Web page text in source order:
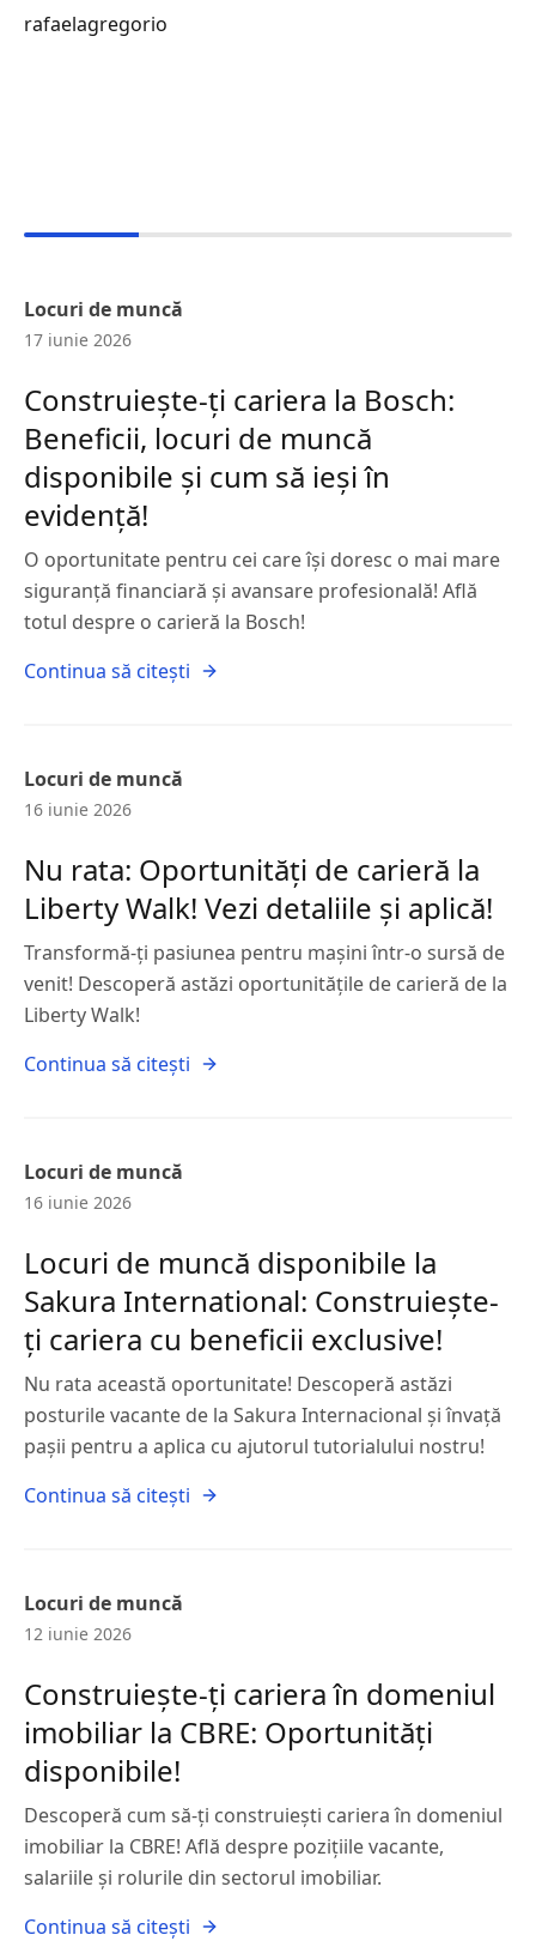
rafaelagregorio
Locuri de muncă
17 iunie 2026
Construiește-ți cariera la Bosch:
Beneficii, locuri de muncă
disponibile și cum să ieși în
evidență!
O oportunitate pentru cei care își doresc o mai mare
siguranță financiară și avansare profesională! Află
totul despre o carieră la Bosch!
Continua să citești
Locuri de muncă
16 iunie 2026
Nu rata: Oportunități de carieră la
Liberty Walk! Vezi detaliile și aplică!
Transformă-ți pasiunea pentru mașini într-o sursă de
venit! Descoperă astăzi oportunitățile de carieră de la
Liberty Walk!
Continua să citești
Locuri de muncă
16 iunie 2026
Locuri de muncă disponibile la
Sakura International: Construiește-
ți cariera cu beneficii exclusive!
Nu rata această oportunitate! Descoperă astăzi
posturile vacante de la Sakura Internacional și învață
pașii pentru a aplica cu ajutorul tutorialului nostru!
Continua să citești
Locuri de muncă
12 iunie 2026
Construiește-ți cariera în domeniul
imobiliar la CBRE: Oportunități
disponibile!
Descoperă cum să-ți construiești cariera în domeniul
imobiliar la CBRE! Află despre pozițiile vacante,
salariile și rolurile din sectorul imobiliar.
Continua să citești